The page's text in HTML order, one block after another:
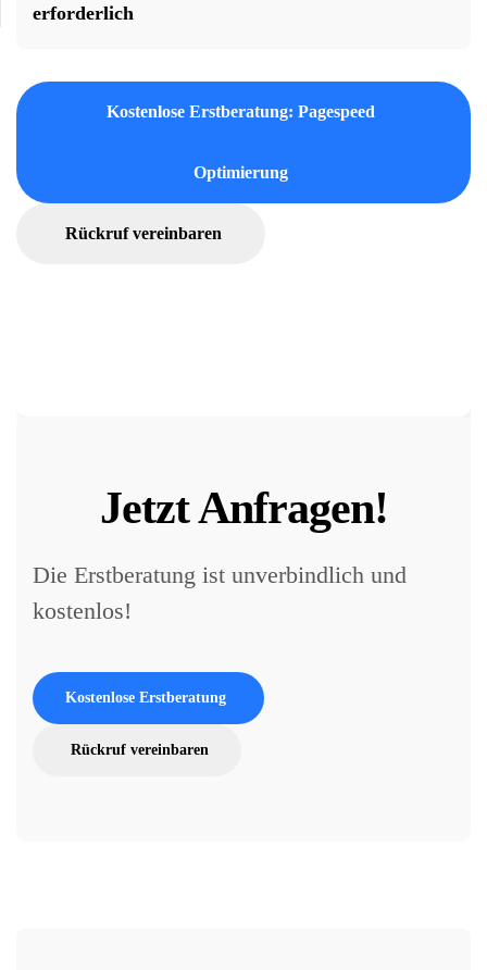
erforderlich
Kostenlose Erstberatung: Pagespeed
Optimierung
Rückruf vereinbaren
Jetzt Anfragen!
Die Erstberatung ist unverbindlich und
kostenlos!
Kostenlose Erstberatung
Rückruf vereinbaren